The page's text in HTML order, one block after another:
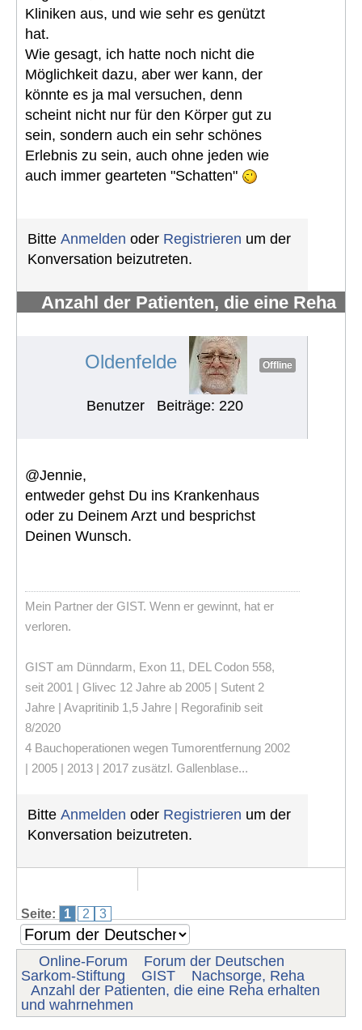
Kliniken aus, und wie sehr es genützt
hat.
Wie gesagt, ich hatte noch nicht die
Möglichkeit dazu, aber wer kann, der
könnte es ja mal versuchen, denn
scheint nicht nur für den Körper gut zu
sein, sondern auch ein sehr schönes
Erlebnis zu sein, auch ohne jeden wie
auch immer gearteten "Schatten"
Bitte Anmelden oder Registrieren um der
Konversation beizutreten.
Anzahl der Patienten, die eine Reha
Oldenfelde Offline
Benutzer Beiträge: 220
@Jennie,
entweder gehst Du ins Krankenhaus
oder zu Deinem Arzt und besprichst
Deinen Wunsch.
Mein Partner der GIST. Wenn er gewinnt, hat er
verloren.
GIST am Dünndarm, Exon 11, DEL Codon 558,
seit 2001 | Glivec 12 Jahre ab 2005 | Sutent 2
Jahre | Avapritinib 1,5 Jahre | Regorafinib seit
8/2020
4 Bauchoperationen wegen Tumorentfernung 2002
| 2005 | 2013 | 2017 zusätzl. Gallenblase...
Bitte Anmelden oder Registrieren um der
Konversation beizutreten.
Seite: 1 2 3
Online-Forum
Forum der Deutschen
Sarkom-Stiftung
GIST
Nachsorge, Reha
Anzahl der Patienten, die eine Reha erhalten
und wahrnehmen